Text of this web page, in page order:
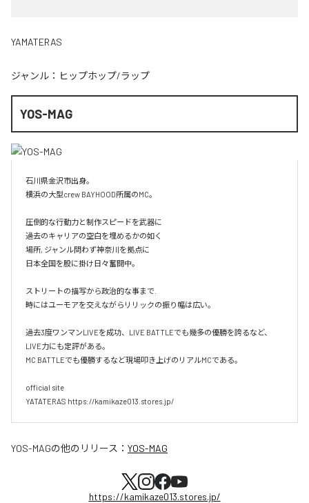
YAMATERAS
ジャンル： ヒップホップ/ラップ
YOS-MAG
石川県金沢市出身。
横浜の大型crew BAYHOOD所属のMC。
圧倒的な行動力と制作スピードを武器に
過去のキャリアの空白を埋めるかの如く
場所, ジャンル問わず神奈川を拠点に
日本全国を股に掛け日々奮闘中。
ストリートの描写から政治的な事まで.
時にはユーモアを交えながらリリックの振り幅は広い。
過去3度ワンマンLIVEを成功、LIVE BATTLEでも幾多の優勝を誇るなど、
LIVE力にも定評がある。
MC BATTLEでも優勝するなど現場叩き上げのリアルMCである。
official site
YATATERAS https://kamikaze013.stores.jp/
YOS-MAGの他のリリース： YOS-MAG
https://kamikaze013.stores.jp/